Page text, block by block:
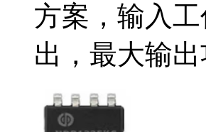
方案，输入
出，最大输